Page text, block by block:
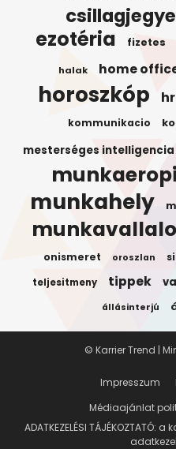
ezotéria fizetes
halak home
horoszkóp hr
kommunikacio
mesterséges intelligencia
munkahely
munkavallalo
onismeret oroszlan
teljesitmeny tippek
állásinterjú
Impresszum
Médiaajánlat
ADATKEZELÉSI
© Karrier Trend |